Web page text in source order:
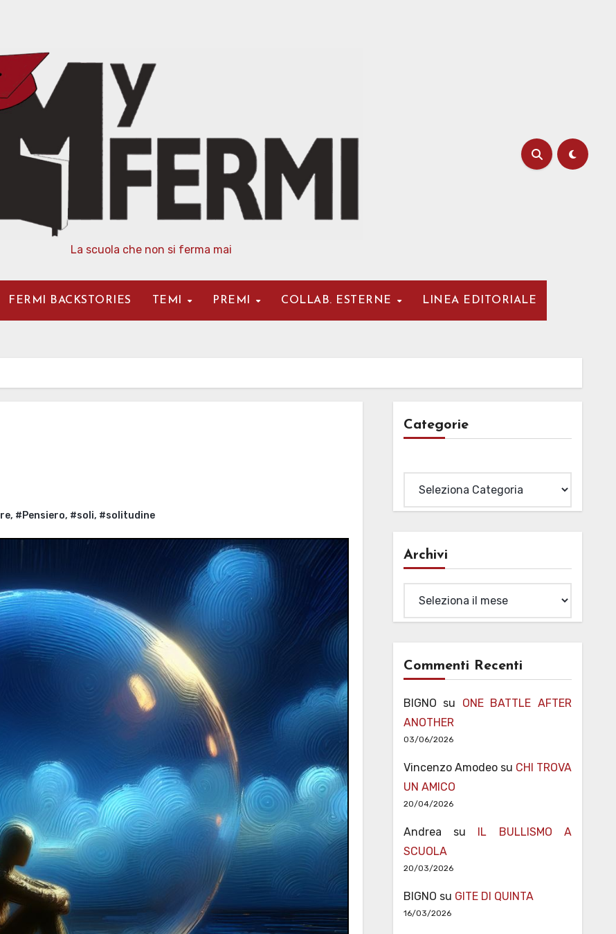
La scuola che non si ferma mai
FERMI BACKSTORIES TEMI PREMI COLLAB. ESTERNE LINEA EDITORIALE
, #Pensiero, #soli, #solitudine
Categorie
Archivi
Commenti Recenti
BIGNO su ONE BATTLE AFTER
ANOTHER
03/06/2026
Vincenzo Amodeosu CHI TROVA
UN AMICO
20/04/2026
Andrea su
IL BULLISMO A
SCUOLA
20/03/2026
BIGNO su GITE DI QUINTA
16/03/2026